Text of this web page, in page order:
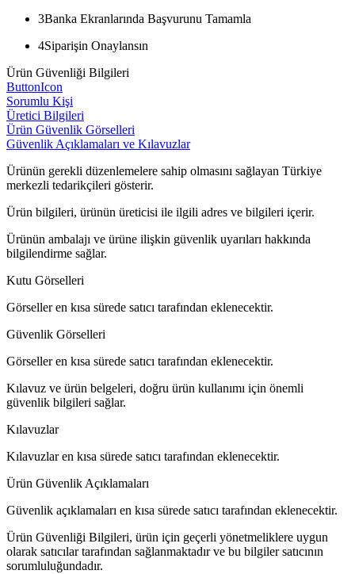
3Banka Ekranlarında Başvurunu Tamamla
4Siparişin Onaylansın
Ürün Güvenliği Bilgileri
ButtonIcon
Sorumlu Kişi
Üretici Bilgileri
Ürün Güvenlik Görselleri
Güvenlik Açıklamaları ve Kılavuzlar
Ürünün gerekli düzenlemelere sahip olmasını sağlayan Türkiye
merkezli tedarikçileri gösterir.
Ürün bilgileri, ürünün üreticisi ile ilgili adres ve bilgileri içerir.
Ürünün ambalajı ve ürüne ilişkin güvenlik uyarıları hakkında
bilgilendirme sağlar.
Kutu Görselleri
Görseller en kısa sürede satıcı tarafından eklenecektir.
Güvenlik Görselleri
Görseller en kısa sürede satıcı tarafından eklenecektir.
Kılavuz ve ürün belgeleri, doğru ürün kullanımı için önemli
güvenlik bilgileri sağlar.
Kılavuzlar
Kılavuzlar en kısa sürede satıcı tarafından eklenecektir.
Ürün Güvenlik Açıklamaları
Güvenlik açıklamaları en kısa sürede satıcı tarafından eklenecektir.
Ürün Güvenliği Bilgileri, ürün için geçerli yönetmeliklere uygun
olarak satıcılar tarafından sağlanmaktadır ve bu bilgiler satıcının
sorumluluğundadır.